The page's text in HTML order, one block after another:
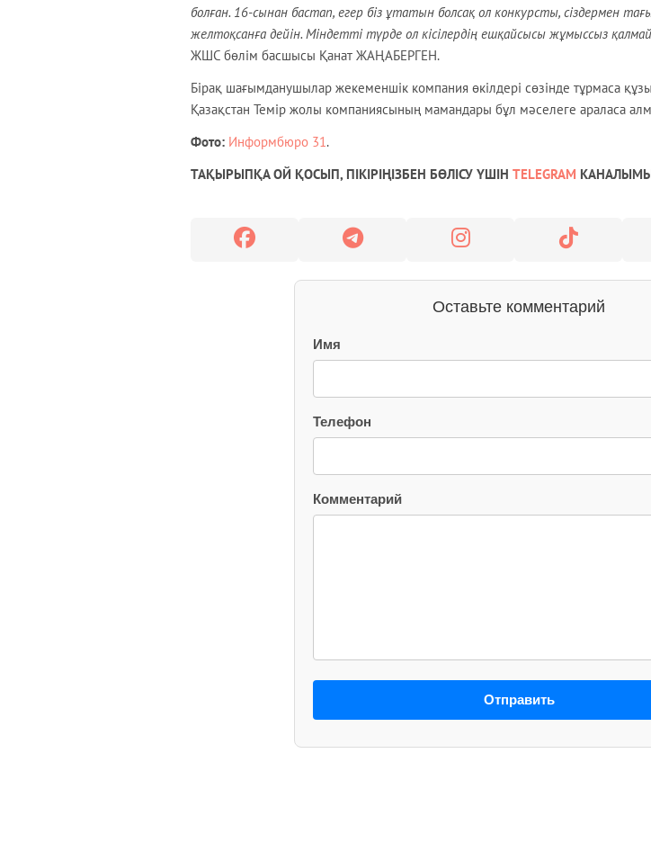
болған. 16-сынан бастап, егер біз ұтатын болсақ ол конкурсты, сіздермен
желтоқсанға дейін. Міндетті түрде ол кісілердің ешқайсысы жұмыссыз
ЖШС бөлім басшысы Қанат ЖАҢАБЕРГЕН.
Бірақ шағымданушылар жекеменшік компания өкілдері сөзінде тұрмаса
Қазақстан Темір жолы компаниясының мамандары бұл мәселеге араласа
Фото: Информбюро 31.
ТАҚЫРЫПҚА ОЙ ҚОСЫП, ПІКІРІҢІЗБЕН БӨЛІСУ ҮШІН TELEGRAM
Оставьте комментарий
Имя
Телефон
Комментарий
Отправить